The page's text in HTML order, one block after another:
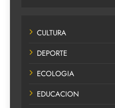
CULTURA
DEPORTE
ECOLOGIA
EDUCACION